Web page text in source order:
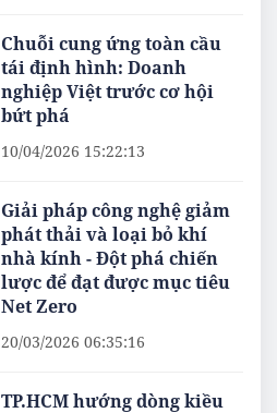
Chuỗi cung ứng toàn cầu
tái định hình: Doanh
nghiệp Việt trước cơ hội
bứt phá
10/04/2026 15:22:13
Giải pháp công nghệ giảm
phát thải và loại bỏ khí
nhà kính - Đột phá chiến
lược để đạt được mục tiêu
Net Zero
20/03/2026 06:35:16
TP.HCM hướng dòng kiều